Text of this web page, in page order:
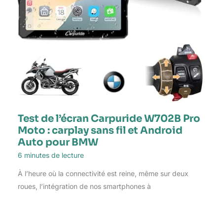
Test de l’écran Carpuride W702B Pro
Moto : carplay sans fil et Android
Auto pour BMW
6 minutes de lecture
À l’heure où la connectivité est reine, même sur deux
roues, l’intégration de nos smartphones à